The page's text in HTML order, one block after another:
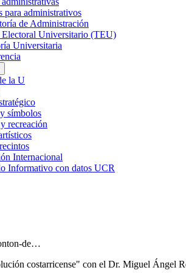
para administrativos
de Administración
Universitario (TEU)
Universitaria
la U
símbolos
recreación
Internacional
Informativo con datos UCR
de…
costarricense" con el Dr. Miguel Ángel